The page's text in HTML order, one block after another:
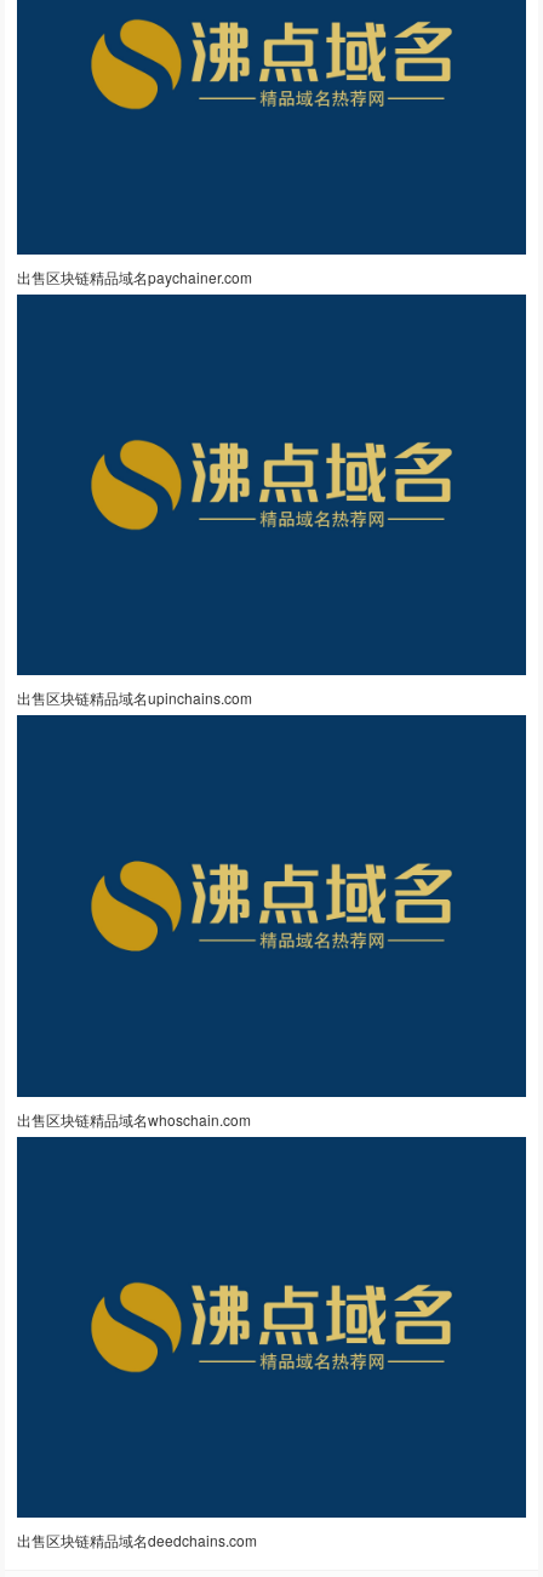
出售区块链精品域名paychainer.com
出售区块链精品域名upinchains.com
出售区块链精品域名whoschain.com
出售区块链精品域名deedchains.com